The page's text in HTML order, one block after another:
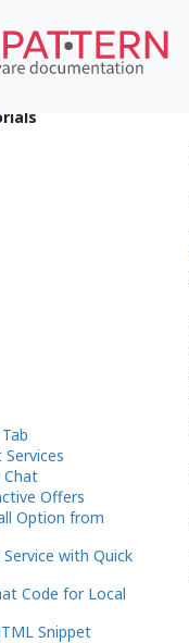
Chat
Offers
Option from
with Quick
Code for Local
Snippet